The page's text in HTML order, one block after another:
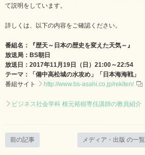
て説明をしています。
詳しくは、以下の内容をご確認ください。
番組名：『歴天～日本の歴史を変えた天気～』
放送局：BS朝日
放送日：2017年11月19日（日）21:00～22:54
テーマ：「備中高松城の水攻め」「日本海海戦」
番組サイト
http://www.bs-asahi.co.jp/rekiten/
ビジネス社会学科 根元裕樹専任講師の教員紹介
前の記事 メディア・出版 の一覧